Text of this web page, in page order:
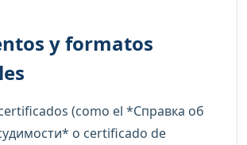
y formatos
(como el *Справка об
o certificado de